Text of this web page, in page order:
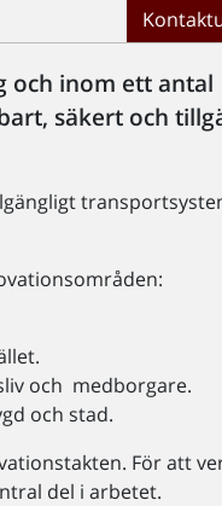
och inom ett antal
säkert och
och medborgare.
och stad.
För att
del i arbetet.